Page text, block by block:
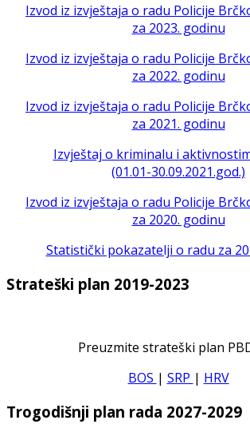
Izvod iz izvještaja o radu Policije
za 2023. godinu
Izvod iz izvještaja o radu Policije
za 2022. godinu
Izvod iz izvještaja o radu Policije
za 2021. godinu
Izvještaj o kriminalu i
(01.01-30.09.2021.god.)
Izvod iz izvještaja o radu Policije
za 2020. godinu
Statistički pokazatelji o radu za
Strateški plan 2019-2023
Preuzmite strateški plan
BOS | SRP | HRV
Trogodišnji plan rada 2027-2029